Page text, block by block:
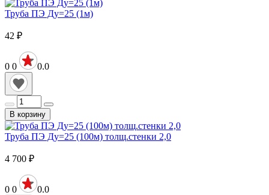
Труба ПЭ Ду=25 (1м)
42 ₽
0 0 0.0
В корзину
Труба ПЭ Ду=25 (100м) толщ.стенки 2,0
4 700 ₽
0 0 0.0